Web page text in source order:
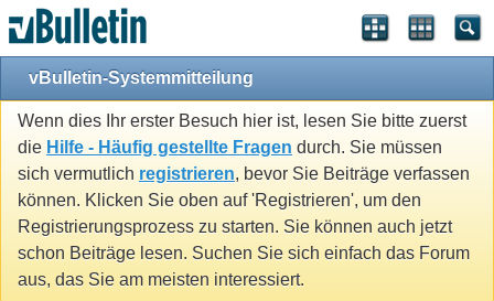
vBulletin-Systemmitteilung
Wenn dies Ihr erster Besuch hier ist, lesen Sie bitte zuerst
die Hilfe - Häufig gestellte Fragen durch. Sie müssen
sich vermutlich registrieren, bevor Sie Beiträge verfassen
können. Klicken Sie oben auf 'Registrieren', um den
Registrierungsprozess zu starten. Sie können auch jetzt
schon Beiträge lesen. Suchen Sie sich einfach das Forum
aus, das Sie am meisten interessiert.